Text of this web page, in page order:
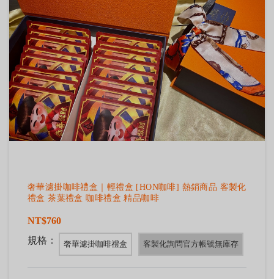
奢華濾掛咖啡禮盒｜輕禮盒 [HON咖啡] 熱銷商品 客製化
禮盒 茶葉禮盒 咖啡禮盒 精品咖啡
NT$760
規格：
奢華濾掛咖啡禮盒 客製化詢問官方帳號無庫存